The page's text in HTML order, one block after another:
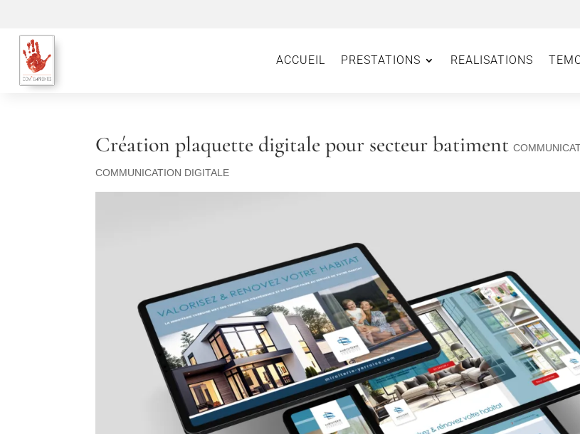
ACCUEIL PRESTATIONS REALISATIONS
Création plaquette digitale pour secteur batiment
COMMUNICATION DIGITALE